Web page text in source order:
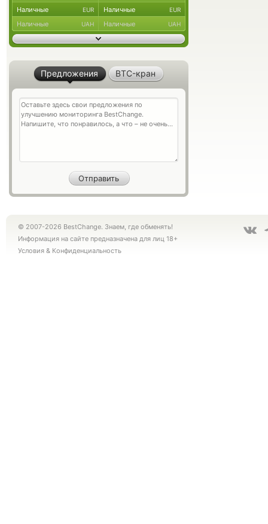
Наличные EUR Наличные EUR
Наличные UAH Наличные UAH
Предложения BTC-кран
© 2007-2026 BestChange. Знаем, где обменять!
Информация на сайте предназначена для лиц 18+
Условия & Конфиденциальность